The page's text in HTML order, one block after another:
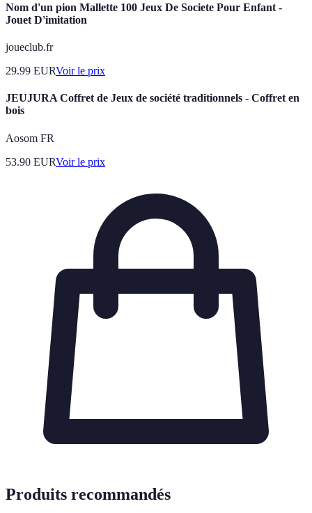
Nom d'un pion Mallette 100 Jeux De Societe Pour Enfant -
Jouet D'imitation
joueclub.fr
29.99 EURVoir le prix
JEUJURA Coffret de Jeux de société traditionnels - Coffret en
bois
Aosom FR
53.90 EURVoir le prix
Produits recommandés